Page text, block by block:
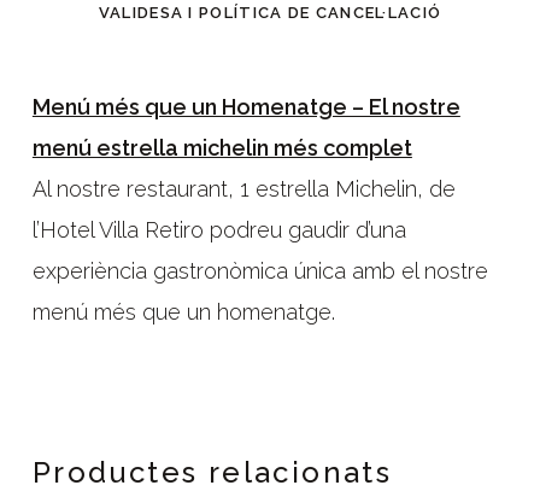
VALIDESA I POLÍTICA DE CANCEL·LACIÓ
Menú més que un Homenatge – El nostre
menú estrella michelin més complet
Al nostre restaurant, 1 estrella Michelin, de
l’Hotel Villa Retiro podreu gaudir d’una
experiència gastronòmica única amb el nostre
menú més que un homenatge.
Productes relacionats